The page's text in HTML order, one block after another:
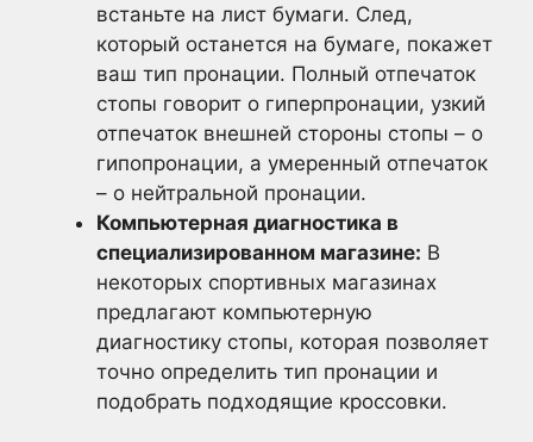
встаньте на лист бумаги. След,
который останется на бумаге, покажет
ваш тип пронации. Полный отпечаток
стопы говорит о гиперпронации, узкий
отпечаток внешней стороны стопы – о
гипопронации, а умеренный отпечаток
– о нейтральной пронации.
Компьютерная диагностика в
специализированном магазине: В
некоторых спортивных магазинах
предлагают компьютерную
диагностику стопы, которая позволяет
точно определить тип пронации и
подобрать подходящие кроссовки.